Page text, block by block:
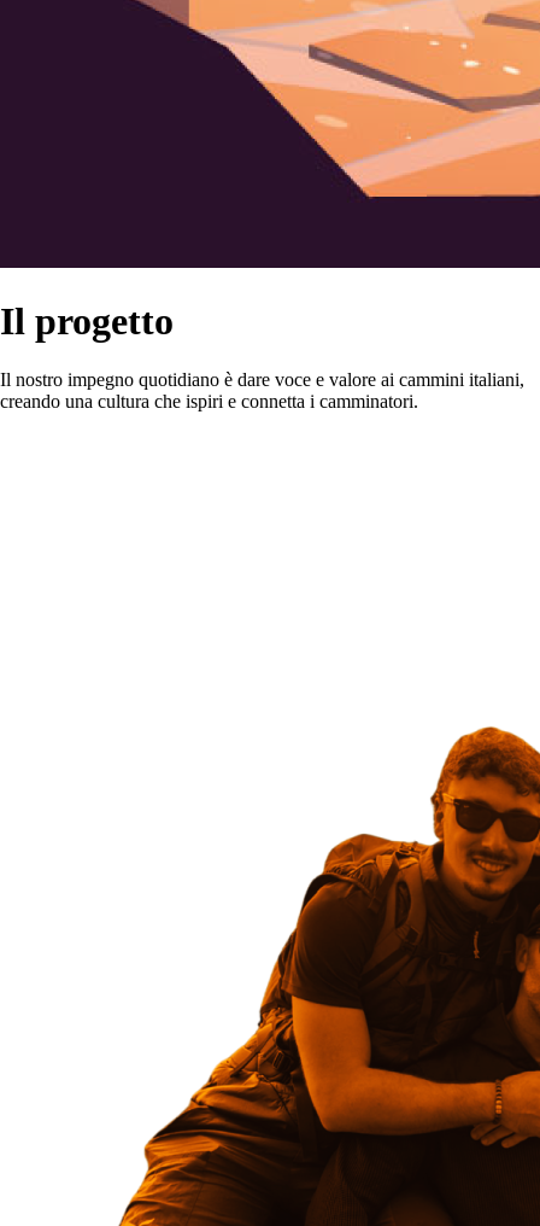
Il progetto
Il nostro impegno quotidiano è dare voce e valore ai cammini italiani,
creando una cultura che ispiri e connetta i camminatori.